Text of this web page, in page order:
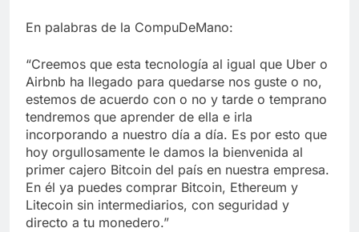
En palabras de la CompuDeMano:
“Creemos que esta tecnología al igual que Uber o
Airbnb ha llegado para quedarse nos guste o no,
estemos de acuerdo con o no y tarde o temprano
tendremos que aprender de ella e irla
incorporando a nuestro día a día. Es por esto que
hoy orgullosamente le damos la bienvenida al
primer cajero Bitcoin del país en nuestra empresa.
En él ya puedes comprar Bitcoin, Ethereum y
Litecoin sin intermediarios, con seguridad y
directo a tu monedero.”